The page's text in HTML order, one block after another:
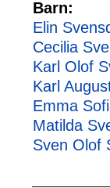
Barn:
Elin
Cecilia
Karl Olof
Karl
Emma
Matilda
Sven Olof